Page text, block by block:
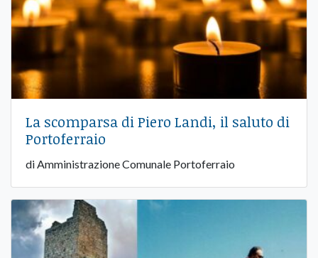
La scomparsa di Piero Landi, il saluto di
Portoferraio
di Amministrazione Comunale Portoferraio